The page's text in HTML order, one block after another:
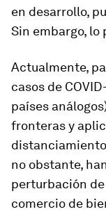
en desarrollo,
Sin embargo, lo
Actualmente,
casos de
países
fronteras y
no obstante,
perturbación
comercio de